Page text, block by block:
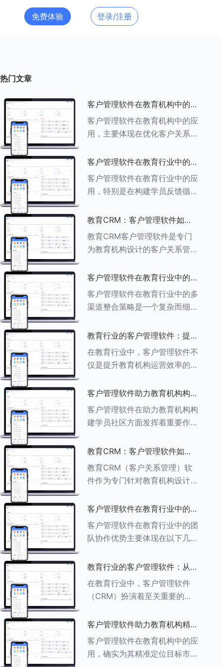
免费体验 登录/注册
热门文章
客户管理软件在教育机构中的应
用探索
客户管理软件在教育机构中的应
用，主要体现在优化客户关系管
作效率及促进业务增长等多个方
面。以下是对客户管理软件在教
育机构中应用的具体探索：
###一、
客户管理软件在教育行业中的学
员反馈循环机制
客户管理软件在教育行业中的应
用，特别是在构建学员反馈循环
用。以下是对客户管理软件在教
育行业中学员反馈循环机制的详
细分析： ###一、学员反馈循
环机制
教育CRM：客户管理软件如何
助力教育机构实现可持续发展
教育CRM客户管理软件是专门
为教育机构设计的客户关系管理
家长、教师及其他相关方的互
动，对教育机构实现可持续发展
具有重要意义。以下是教育
CRM如何助力教育
客户管理软件在教育行业中的多
渠道整合策略
客户管理软件在教育行业中的多
渠道整合策略是一个复杂而细致
多种渠道，提升教育机构的市场
竞争力、客户满意度和运营效
率。以下是对这一策略的具体分
析： ###
教育行业的客户管理软件：提升
家长参与度的关键
在教育行业中，客户管理软件不
仅是提升教育机构运营效率的重
促进家校合作的关键。以下将详
细探讨如何通过教育行业的客户
管理软件来提升家长的参与度。
###
客户管理软件助力教育机构构建
学员社区
客户管理软件在助力教育机构构
建学员社区方面发挥着重要作
述其助力作用： ###一、学员
信息管理 客户管理软件具备强
大的学员信息管理功能，能够集
中存储
教育CRM：客户管理软件如何
增强教育品牌影响力
教育CRM（客户关系管理）软
件作为专门针对教育机构设计的
影响力方面发挥着重要作用。以
下详细分析教育CRM软件如何
助力提升教育品牌影响力：
###一、
客户管理软件在教育行业中的团
队协作优势
客户管理软件在教育行业中的团
队协作优势主要体现在以下几个
与共享 客户管理软件作为强大
的信息存储库，能够整合并记录
学生的基本信息（如姓名、年
龄、联
教育行业的客户管理软件：从招
生到毕业的全方位管理
在教育行业中，客户管理软件
（CRM）扮演着至关重要的角
全方位管理，提升教育机构的管
理效率和学员满意度。以下是一
些适合教育行业的CRM软件及
其功能特点：
客户管理软件助力教育机构精准
定位目标市场
客户管理软件在教育机构中的应
用，确实为其精准定位目标市场